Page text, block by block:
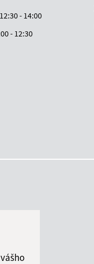
12:30 - 14:00
- 12:30